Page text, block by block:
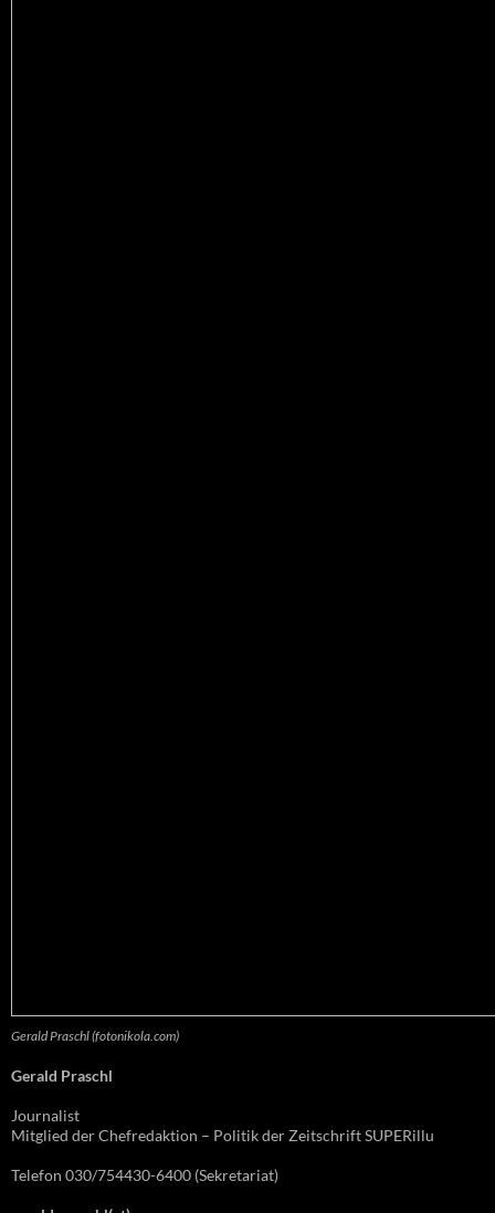
Gerald Praschl (fotonikola.com)
Gerald Praschl
Journalist
Mitglied der Chefredaktion – Politik der Zeitschrift SUPERillu
Telefon 030/754430-6400 (Sekretariat)